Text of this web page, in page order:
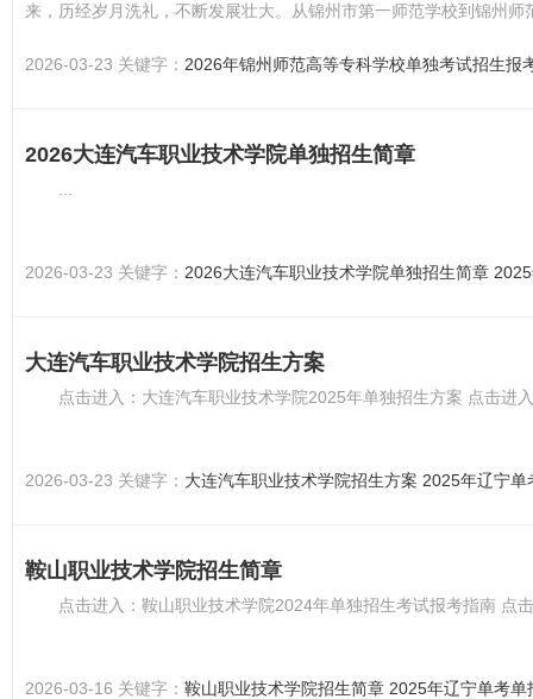
来，历经岁月洗礼，不断发展壮大。从锦州市第一师范学校到锦州
2026-03-23 关键字： 2026年锦州师范高等专科学校单独考试招生报
2026大连汽车职业技术学院单独招生简章
2026-03-23 关键字： 2026大连汽车职业技术学院单独招生简章
大连汽车职业技术学院招生方案
点击进入：大连汽车职业技术学院2025年单独招生方案 点击进
2026-03-23 关键字： 大连汽车职业技术学院招生方案 2025年辽宁单
鞍山职业技术学院招生简章
点击进入：鞍山职业技术学院2024年单独招生考试报考指南 点
2026-03-16 关键字： 鞍山职业技术学院招生简章 2025年辽宁单考单